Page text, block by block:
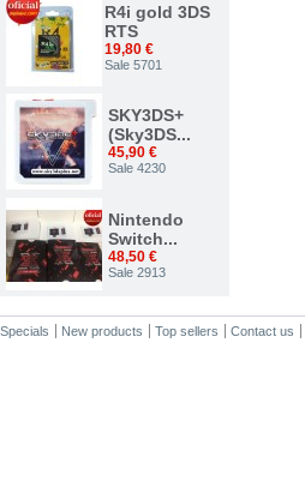
R4i gold 3DS
RTS
19,80 €
Sale 5701
SKY3DS+
(Sky3DS...
45,90 €
Sale 4230
Nintendo
Switch...
48,50 €
Sale 2913
Nuevo...
34,00 €
Specials New products Top sellers Contact us